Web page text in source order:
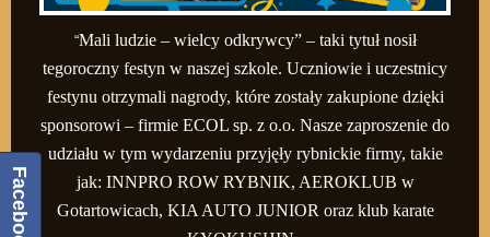
“Mali ludzie – wielcy odkrywcy” – taki tytuł nosił
tegoroczny festyn w naszej szkole. Uczniowie i uczestnicy
festynu otrzymali nagrody, które zostały zakupione dzięki
sponsorowi – firmie ECOL sp. z o.o. Nasze zaproszenie do
udziału w tym wydarzeniu przyjęły rybnickie firmy, takie
jak: INNPRO ROW RYBNIK, AEROKLUB w
Gotartowicach, KIA AUTO JUNIOR oraz klub karate
Facebook